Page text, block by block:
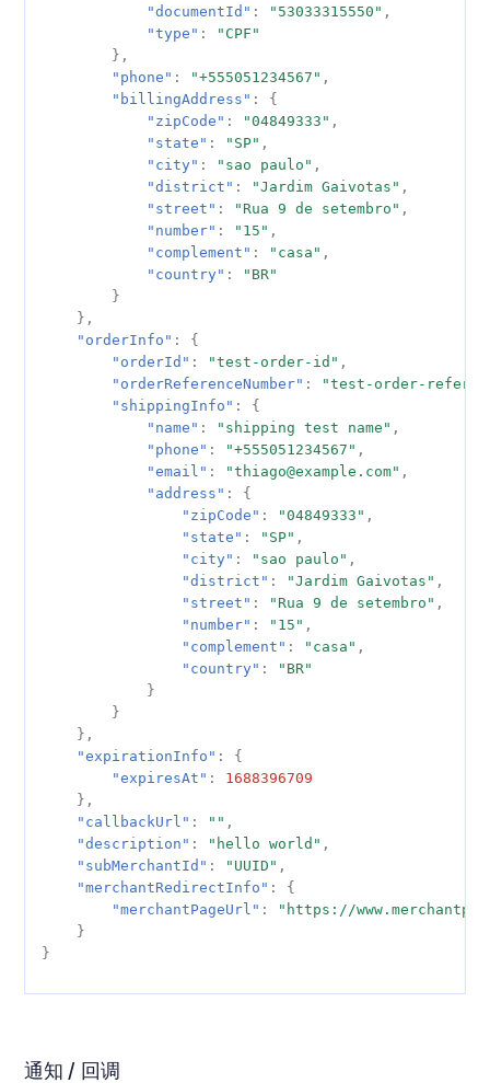
"documentId" : "53033315550" ,
"type" :
"CPF"
},
"phone" : "+555051234567" ,
"billingAddress" :
{
"zipCode" : "04849333" ,
"state" : "SP" ,
"city" : "sao paulo" ,
"district" : "Jardim Gaivotas" ,
"street" : "Rua 9 de setembro" ,
"number" : "15" ,
"complement" : "casa" ,
"country" :
"BR"
}
},
"orderInfo" :
{
"orderId" : "test-order-id" ,
"orderReferenceNumber" :
"test-order-
"shippingInfo" :
{
"name" : "shipping test name" ,
"phone" : "+555051234567" ,
"email" : "thiago@example.com" ,
"address" :
{
"zipCode" : "04849333" ,
"state" : "SP" ,
"city" : "sao paulo" ,
"district" : "Jardim Gaivotas" ,
"street" : "Rua 9 de setembro" ,
"number" : "15" ,
"complement" : "casa" ,
"country" :
"BR"
}
}
},
"expirationInfo" :
{
"expiresAt" :
1688396709
},
"callbackUrl" : "" ,
"description" : "hello world" ,
"subMerchantId" : "UUID" ,
"merchantRedirectInfo" :
{
"merchantPageUrl" :
"https://
}
}
通知 / 回调